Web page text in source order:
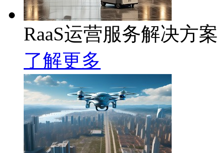
RaaS运营服务解决方案
了解更多